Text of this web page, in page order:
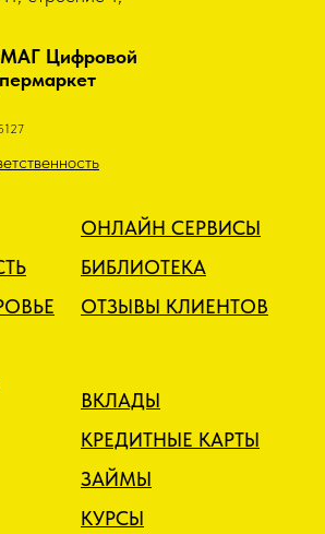
Цифровой
ОНЛАЙН СЕРВИСЫ
БИБЛИОТЕКА
ОТЗЫВЫ КЛИЕНТОВ
ВКЛАДЫ
КРЕДИТНЫЕ КАРТЫ
ЗАЙМЫ
КУРСЫ